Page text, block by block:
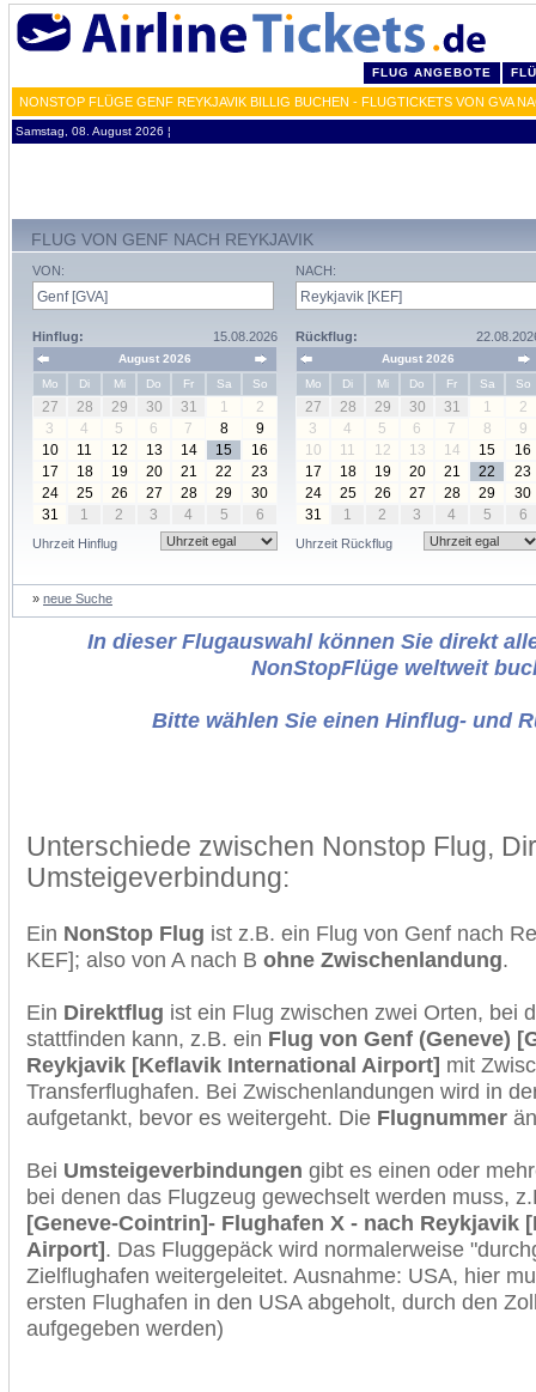
FLUG ANGEBOTE
NONSTOP FLÜGE GENF REYKJAVIK BILLIG BUCHEN - FLUGTICKETS VON GVA
Samstag, 08. August 2026 ¦
FLUG VON GENF NACH REYKJAVIK
VON:
Hinflug: 15.08.2026
August 2026
Mo
Di Mi Do Fr Sa So
27 28 29 30 31 1
2
3
4 5 6 7 8
9
10
11 12 13 14 15
16
17
18 19 20 21 22
23
24
25 26 27 28 29
30
31
1 2 3 4 5 6
Uhrzeit Hinflug
NACH:
Rückflug:
August 2026
Mo
Di Mi Do Fr Sa So
27 28 29 30 31 1
2
3
4 5 6 7 8
9
10
11 12 13 14 15
16
17
18 19 20 21 22
23
24
25 26 27 28 29
30
31
1 2 3 4 5 6
Uhrzeit Rückflug
» neue Suche
In dieser Flugauswahl können Sie direkt
NonStopFlüge weltweit
Bitte wählen Sie einen Hinflug- und
Unterschiede zwischen Nonstop Flug,
Umsteigeverbindung:
Ein NonStop Flug ist z.B. ein Flug von Genf nach
KEF]; also von A nach B ohne Zwischenlandung.
Ein Direktflug ist ein Flug zwischen zwei Orten, bei
stattfinden kann, z.B. ein Flug von Genf (Geneve)
Reykjavik [Keflavik International Airport] mit
Transferflughafen. Bei Zwischenlandungen wird in
aufgetankt, bevor es weitergeht. Die Flugnummer
Bei Umsteigeverbindungen gibt es einen oder
bei denen das Flugzeug gewechselt werden muss,
[Geneve-Cointrin]- Flughafen X - nach Reykjavik
Airport]. Das Fluggepäck wird normalerweise
Zielflughafen weitergeleitet. Ausnahme: USA, hier
ersten Flughafen in den USA abgeholt, durch den
aufgegeben werden)